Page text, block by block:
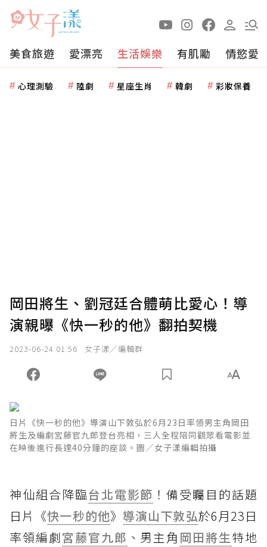
美食旅遊 愛漂亮 生活娛樂 有肌勵 情慾愛
心理測驗 陸劇 星座生肖 韓劇 彩妝保養
岡田將生、劉冠廷合體萌比愛心！導
演親曝《快一秒的他》翻拍契機
2023-06-24 01:56 女子漾／編輯群
日片《快一秒的他》導演山下敦弘於6月23日率領男主角岡田
將生及編劇宮藤官九郎登台亮相，三人全程陪同觀眾看電影並
在映後進行長達40分鐘的座談。圖／女子漾編輯拍攝
神仙組合降臨台北電影節 ！備受矚目的話題
日片《快一秒的他》 導演山下敦弘於6月23日
率領編劇宮藤官九郎 、男主角 岡田將生特地